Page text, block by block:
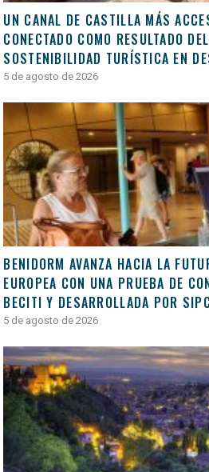
UN CANAL DE CASTILLA MÁS
CONECTADO COMO RESULTADO
SOSTENIBILIDAD TURÍSTICA EN
5 de agosto de 2026
BENIDORM AVANZA HACIA LA
EUROPEA CON UNA PRUEBA DE
BECITI Y DESARROLLADA POR
5 de agosto de 2026